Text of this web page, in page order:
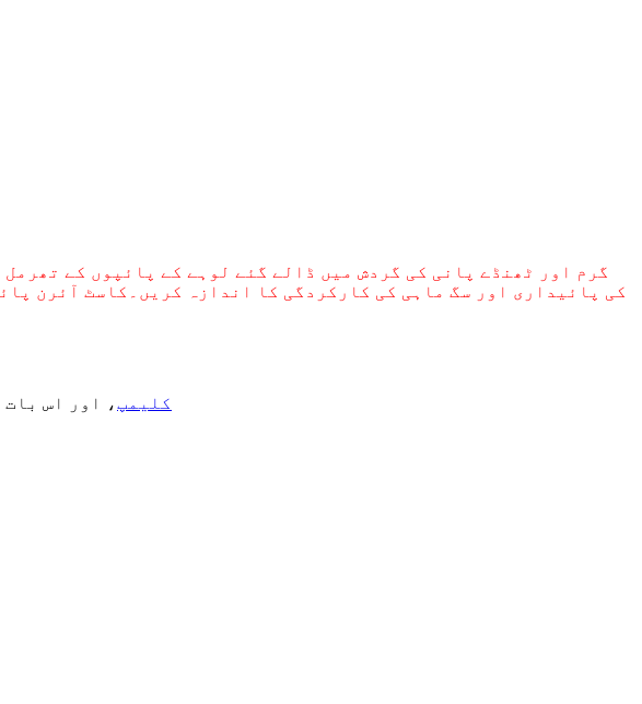
گرم اور ٹھنڈے پانی کی گردش میں ڈالے گئے لوہے کے پائپوں کے
کی پائیداری اور سگ ماہی کی کارکردگی کا اندازہ کریں۔
کاسٹ آئرن
DINSEN کلیمپ، اور اس